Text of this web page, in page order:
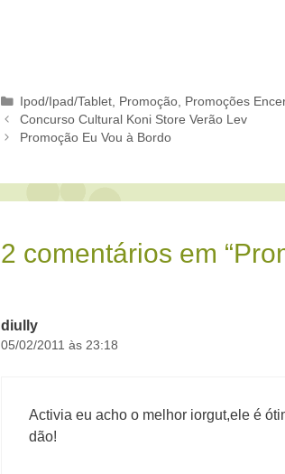
Categorias
Ipod/Ipad/Tablet Promoção Promoções
Concurso Cultural Koni Store Verão Lev
Promoção Eu Vou à Bordo
2 comentários em
diully
05/02/2011 às 23:18
Activia eu acho o melhor iorgut,ele é
dão!